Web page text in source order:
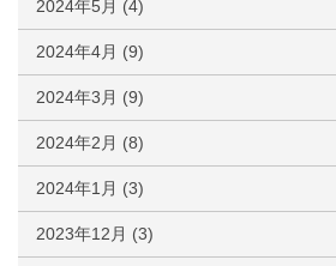
2024年5月 (4)
2024年4月 (9)
2024年3月 (9)
2024年2月 (8)
2024年1月 (3)
2023年12月 (3)